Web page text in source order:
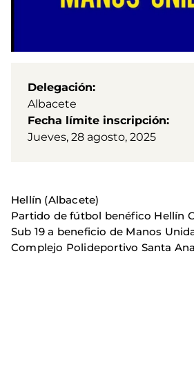
Delegación
Albacete
Fecha límite inscripción
Jueves, 28 agosto, 2025
Hellín (Albacete)
Partido de fútbol benéfico Hellín
Sub 19 a beneficio de Manos
Complejo Polideportivo Santa Ana